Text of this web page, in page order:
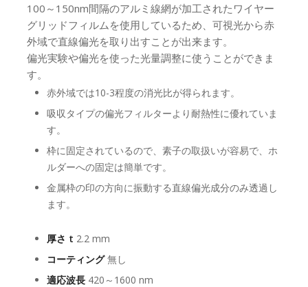
100～150nm間隔のアルミ線網が加工されたワイヤー
グリッドフィルムを使用しているため、可視光から赤
外域で直線偏光を取り出すことが出来ます。
偏光実験や偏光を使った光量調整に使うことができま
す。
赤外域では10-3程度の消光比が得られます。
吸収タイプの偏光フィルターより耐熱性に優れていま
す。
枠に固定されているので、素子の取扱いが容易で、ホ
ルダーへの固定は簡単です。
金属枠の印の方向に振動する直線偏光成分のみ透過し
ます。
厚さ t 2.2 mm
コーティング無し
適応波長420～1600 nm